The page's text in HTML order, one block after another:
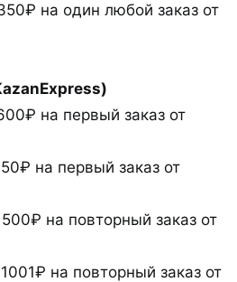
на один любой заказ от
на первый заказ от
на первый заказ от
на повторный заказ от
на повторный заказ от